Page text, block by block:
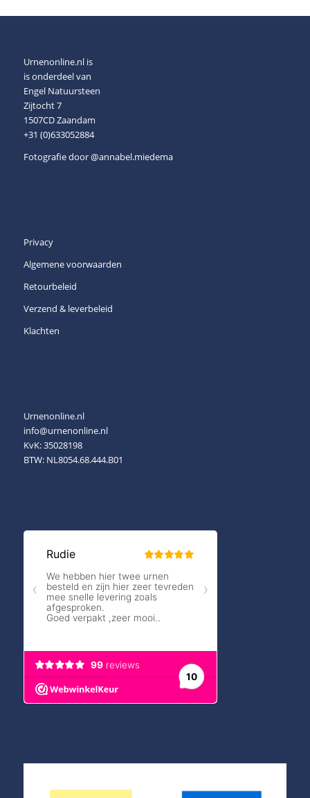
Urnenonline.nl is
is onderdeel van
Engel Natuursteen
Zijtocht 7
1507CD Zaandam
+31 (0)633052884
Fotografie door@annabel.miedema
Privacy
Algemene voorwaarden
Retourbeleid
Verzend & leverbeleid
Klachten
Urnenonline.nl
info@urnenonline.nl
KvK: 35028198
BTW: NL8054.68.444.B01